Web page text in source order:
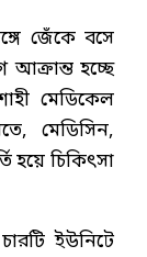
জেঁকে বসে
আক্রান্ত হচ্ছে
মেডিকেল
মেডিসিন,
হয়ে চিকিৎসা
ইউনিটে